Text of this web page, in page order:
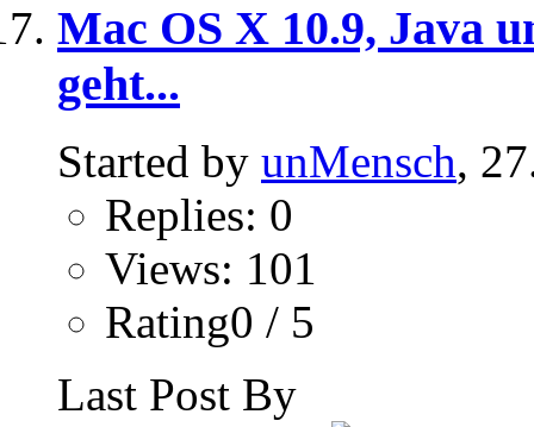
Mac OS X 10.9, Java
geht...
Started by unMensch,
Replies: 0
Views: 101
Rating0 / 5
Last Post By